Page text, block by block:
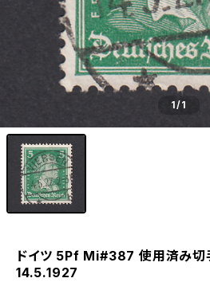
1/1
ドイツ 5Pf Mi#387 使用済み切
14.5.1927